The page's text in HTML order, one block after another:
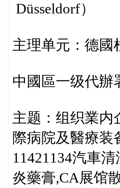
Düsseldorf）
主理单元：德
中國區一级代辦
主题：组织業内
際病院及醫療装
11421134汽車
炎藥膏,CA展馆